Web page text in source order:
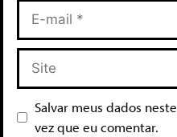
Salvar meus dados
vez que eu comentar.